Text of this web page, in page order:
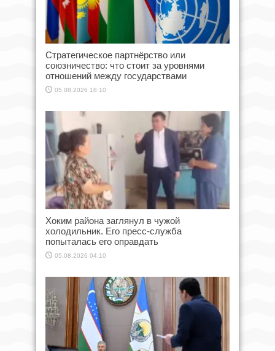
Стратегическое партнёрство или
союзничество: что стоит за уровнями
отношений между государствами
05.08.2026 18:10
Хоким района заглянул в чужой
холодильник. Его пресс-служба
попыталась его оправдать
05.08.2026 04:10